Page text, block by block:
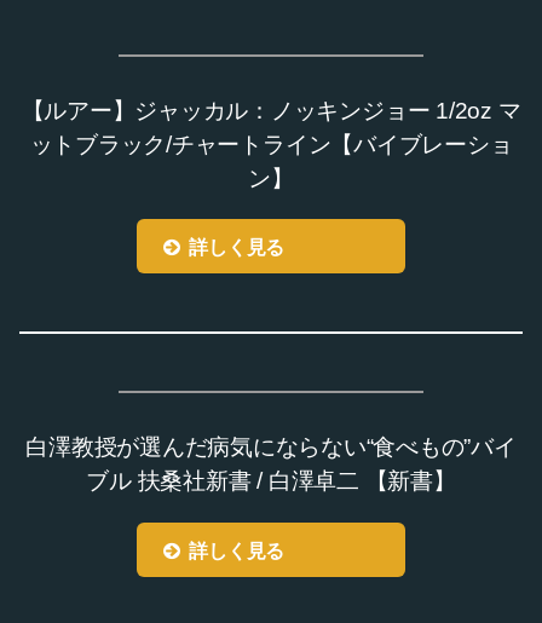
【ルアー】ジャッカル：ノッキンジョー 1/2oz マ
ットブラック/チャートライン【バイブレーショ
ン】
詳しく見る
白澤教授が選んだ病気にならない“食べもの”バイ
ブル 扶桑社新書 / 白澤卓二 【新書】
詳しく見る